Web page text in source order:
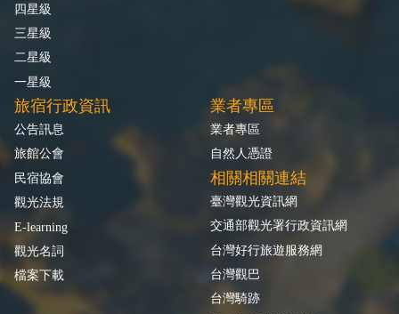
四星級
三星級
二星級
一星級
旅宿行政資訊
公告訊息
旅館公會
民宿協會
觀光法規
E-learning
觀光名詞
檔案下載
業者專區
業者專區
自然人憑證
相關相關連結
臺灣觀光資訊網
交通部觀光署行政資訊網
台灣好行旅遊服務網
台灣觀巴
台灣騎跡